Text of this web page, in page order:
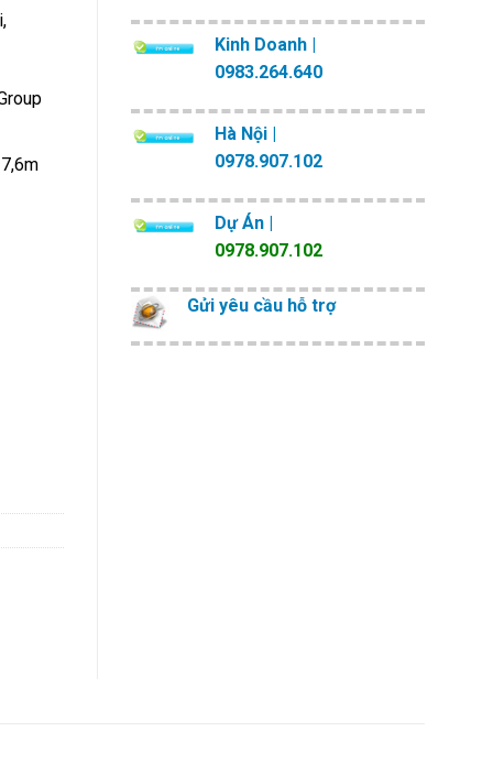
Kinh Doanh |
0983.264.640
Hà Nội |
0978.907.102
Dự Án |
0978.907.102
Gửi yêu cầu hỗ trợ